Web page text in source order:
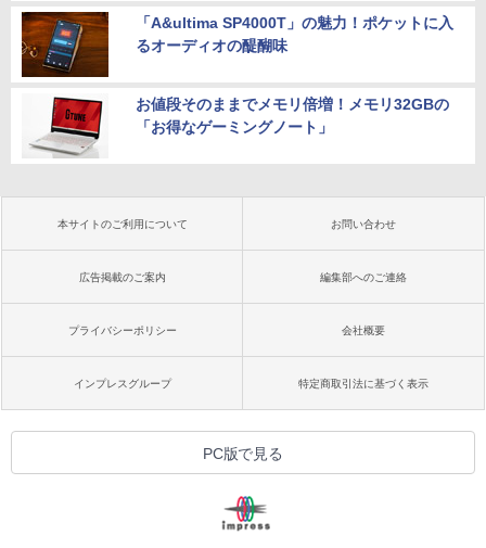
「A&ultima SP4000T」の魅力！ポケットに入
るオーディオの醍醐味
お値段そのままでメモリ倍増！メモリ32GBの
「お得なゲーミングノート」
本サイトのご利用について お問い合わせ
広告掲載のご案内 編集部へのご連絡
プライバシーポリシー 会社概要
インプレスグループ 特定商取引法に基づく表示
PC版で見る